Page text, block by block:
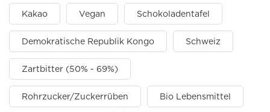
Kakao Vegan Schokoladentafel
Demokratische Republik Kongo Schweiz
Zartbitter (50% - 69%)
Rohrzucker/Zuckerrüben Bio Lebensmittel